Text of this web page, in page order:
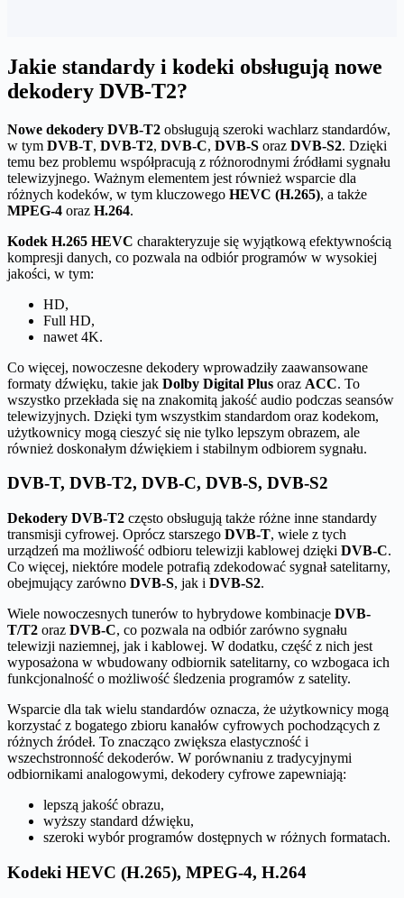
Jakie standardy i kodeki obsługują nowe
dekodery DVB-T2?
Nowe dekodery DVB-T2 obsługują szeroki wachlarz standardów,
w tym DVB-T, DVB-T2, DVB-C, DVB-S oraz DVB-S2. Dzięki
temu bez problemu współpracują z różnorodnymi źródłami sygnału
telewizyjnego. Ważnym elementem jest również wsparcie dla
różnych kodeków, w tym kluczowego HEVC (H.265), a także
MPEG-4 oraz H.264.
Kodek H.265 HEVC charakteryzuje się wyjątkową efektywnością
kompresji danych, co pozwala na odbiór programów w wysokiej
jakości, w tym:
HD,
Full HD,
nawet 4K.
Co więcej, nowoczesne dekodery wprowadziły zaawansowane
formaty dźwięku, takie jak Dolby Digital Plus oraz ACC. To
wszystko przekłada się na znakomitą jakość audio podczas seansów
telewizyjnych. Dzięki tym wszystkim standardom oraz kodekom,
użytkownicy mogą cieszyć się nie tylko lepszym obrazem, ale
również doskonałym dźwiękiem i stabilnym odbiorem sygnału.
DVB-T, DVB-T2, DVB-C, DVB-S, DVB-S2
Dekodery DVB-T2 często obsługują także różne inne standardy
transmisji cyfrowej. Oprócz starszego DVB-T, wiele z tych
urządzeń ma możliwość odbioru telewizji kablowej dzięki DVB-C.
Co więcej, niektóre modele potrafią zdekodować sygnał satelitarny,
obejmujący zarówno DVB-S, jak i DVB-S2.
Wiele nowoczesnych tunerów to hybrydowe kombinacje DVB-
T/T2 oraz DVB-C, co pozwala na odbiór zarówno sygnału
telewizji naziemnej, jak i kablowej. W dodatku, część z nich jest
wyposażona w wbudowany odbiornik satelitarny, co wzbogaca ich
funkcjonalność o możliwość śledzenia programów z satelity.
Wsparcie dla tak wielu standardów oznacza, że użytkownicy mogą
korzystać z bogatego zbioru kanałów cyfrowych pochodzących z
różnych źródeł. To znacząco zwiększa elastyczność i
wszechstronność dekoderów. W porównaniu z tradycyjnymi
odbiornikami analogowymi, dekodery cyfrowe zapewniają:
lepszą jakość obrazu,
wyższy standard dźwięku,
szeroki wybór programów dostępnych w różnych formatach.
Kodeki HEVC (H.265), MPEG-4, H.264